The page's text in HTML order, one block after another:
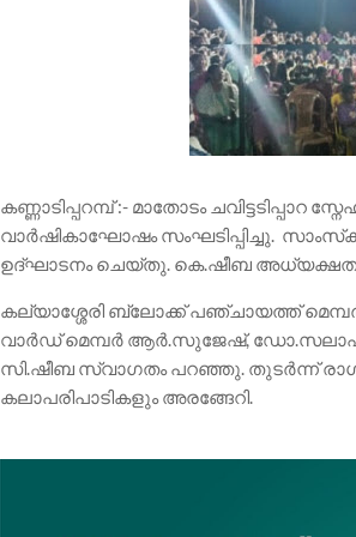
കണ്ണാടിപ്പറമ്പ് :- മാതോടം
വാർഷികാഘോഷം സംഘടിപ്പിച്ചു.
ഉദ്ഘാടനം ചെയ്തു. കെ.ഷീബ അധ്യക്ഷത
കല്യാശ്ശേരി ബ്ലോക്ക് പഞ്ചായത്ത്
വാർഡ് മെമ്പർ ആർ.സുജേഷ്,
സി.ഷീബ സ്വാഗതം പറഞ്ഞു. തുടർന്ന്
കലാപരിപാടികളും അരങ്ങേറി.